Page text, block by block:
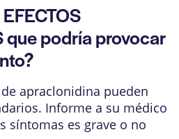
que podría provocar
apraclonidina pueden
Informe a su médico
síntomas es grave o no